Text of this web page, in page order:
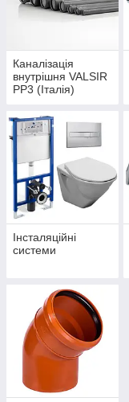
Каналізація
внутрішня VALSIR
PP3 (Італія)
Інсталяційні
системи